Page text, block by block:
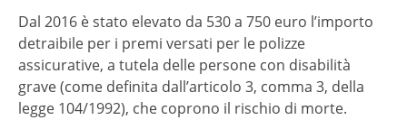
Dal 2016 è stato elevato da 530 a 750 euro l’importo
detraibile per i premi versati per le polizze
assicurative, a tutela delle persone con disabilità
grave (come definita dall’articolo 3, comma 3, della
legge 104/1992), che coprono il rischio di morte.